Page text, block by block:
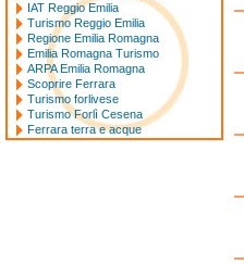
IAT Reggio Emilia
Turismo Reggio Emilia
Regione Emilia Romagna
Emilia Romagna Turismo
ARPA Emilia Romagna
Scoprire Ferrara
Turismo forlivese
Turismo Forlì Cesena
Ferrara terra e acque